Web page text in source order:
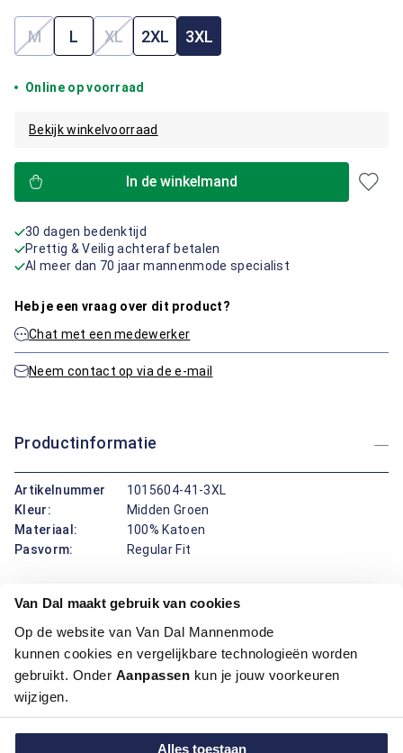
Van Dal maakt gebruik van cookies
Op de website van Van Dal Mannenmode
kunnen cookies en vergelijkbare technologieën worden
gebruikt. Onder Aanpassen kun je jouw voorkeuren
wijzigen.
Alles toestaan
M(Deze optie is momenteel niet beschikbaar.)
L XL(Deze optie is momenteel niet beschikbaar.)
2XL 3XL
Online op voorraad
Bekijk winkelvoorraad
In de winkelmand
30 dagen bedenktijd
Prettig & Veilig achteraf betalen
Al meer dan 70 jaar mannenmode specialist
Heb je een vraag over dit product?
Chat met een medewerker
Neem contact op via de e-mail
Productinformatie
Artikelnummer
1015604-41-3XL
Kleur:
Midden Groen
Materiaal:
100% Katoen
Pasvorm:
Regular Fit
Dit vest van Fynch-Hatton combineert een midden groene
uitstraling. De zachte stof zorgt voor comfort en warmte,
ideaal voor elk seizoen. Of je nu een frisse ochtendwandeling
maakt of gezellig binnen blijft: dit vest biedt je altijd het
gewenste comfort.